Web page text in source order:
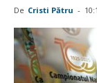
De Cristi Pătru -